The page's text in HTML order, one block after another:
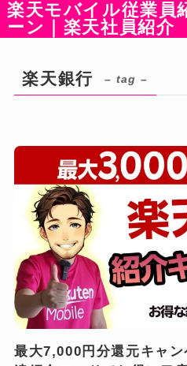
楽天モバイル従業員
ーン｜楽天社員紹介
楽天銀行 – tag –
最大7,000円分還元キャ